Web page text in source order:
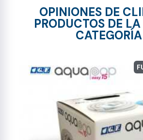
OPINIONES DE
PRODUCTOS DE
CATEGORÍA